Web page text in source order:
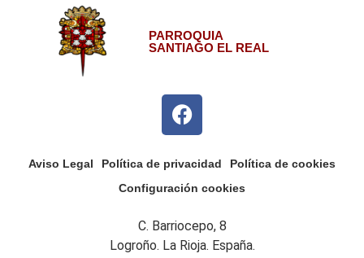
PARROQUIA
SANTIAGO EL REAL
Aviso Legal Política de privacidad
Política de cookies
Configuración cookies
C. Barriocepo, 8
Logroño. La Rioja. España.